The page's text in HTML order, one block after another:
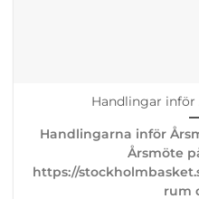
Handlingar
Handlingarna inför
Årsmöte
https://
rum